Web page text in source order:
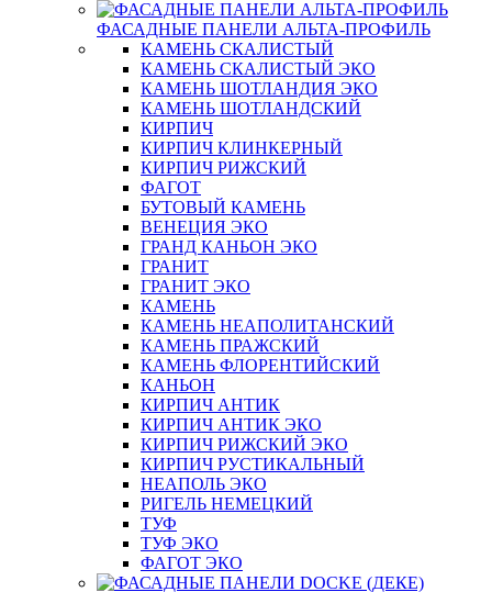
ФАСАДНЫЕ ПАНЕЛИ АЛЬТА-ПРОФИЛЬ
КАМЕНЬ СКАЛИСТЫЙ
КАМЕНЬ СКАЛИСТЫЙ ЭКО
КАМЕНЬ ШОТЛАНДИЯ ЭКО
КАМЕНЬ ШОТЛАНДСКИЙ
КИРПИЧ
КИРПИЧ КЛИНКЕРНЫЙ
КИРПИЧ РИЖСКИЙ
ФАГОТ
БУТОВЫЙ КАМЕНЬ
ВЕНЕЦИЯ ЭКО
ГРАНД КАНЬОН ЭКО
ГРАНИТ
ГРАНИТ ЭКО
КАМЕНЬ
КАМЕНЬ НЕАПОЛИТАНСКИЙ
КАМЕНЬ ПРАЖСКИЙ
КАМЕНЬ ФЛОРЕНТИЙСКИЙ
КАНЬОН
КИРПИЧ АНТИК
КИРПИЧ АНТИК ЭКО
КИРПИЧ РИЖСКИЙ ЭКО
КИРПИЧ РУСТИКАЛЬНЫЙ
НЕАПОЛЬ ЭКО
РИГЕЛЬ НЕМЕЦКИЙ
ТУФ
ТУФ ЭКО
ФАГОТ ЭКО